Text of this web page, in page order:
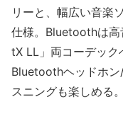
リーと、幅広い音楽
仕様。Bluetoothは
tX LL」両コーデック
Bluetoothヘッドホン
スニングも楽しめる。